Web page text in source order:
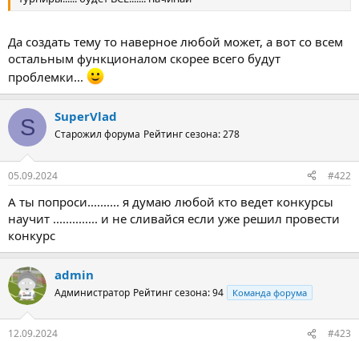
Да создать тему то наверное любой может, а вот со всем
остальным функционалом скорее всего будут
проблемки...
S SuperVlad
Старожил форума Рейтинг сезона: 278
05.09.2024 #422
А ты попроси.......... я думаю любой кто ведет конкурсы
научит .............. и не сливайся если уже решил провести
конкурс
admin
Администратор Рейтинг сезона: 94 Команда форума
12.09.2024 #423